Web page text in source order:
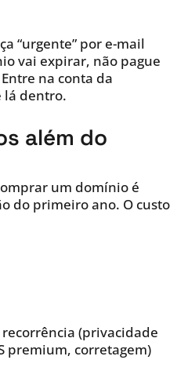
“urgente” por e-mail
vai expirar, não pague
na conta da
lá dentro.
além do
um domínio é
do primeiro ano. O custo
(privacidade
premium, corretagem)